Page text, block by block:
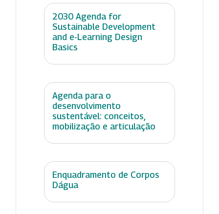
2030 Agenda for
Sustainable Development
and e-Learning Design
Basics
Agenda para o
desenvolvimento
sustentável: conceitos,
mobilização e articulação
Enquadramento de Corpos
Dágua